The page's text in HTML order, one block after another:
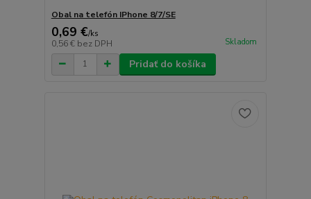
Obal na telefón IPhone 8/7/SE
0,69 €/ks
0,56 € bez DPH Skladom
Pridať do košíka